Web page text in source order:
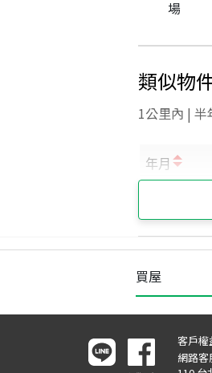
場
類似物
1公里內 |
買屋
客戶權
網路客